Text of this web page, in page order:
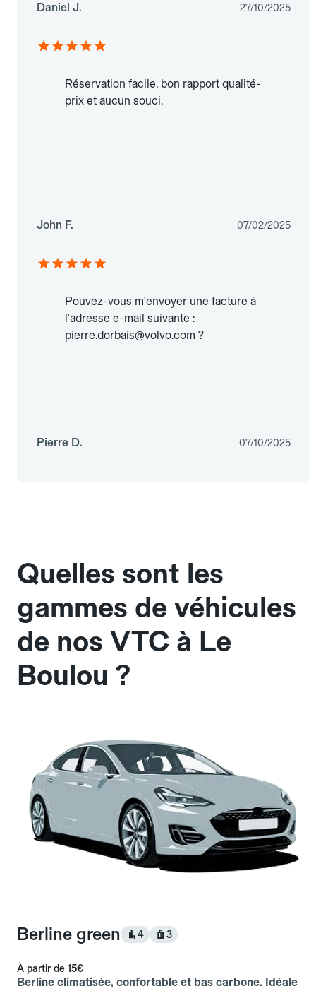
Daniel J. 27/10/2025
Réservation facile, bon rapport qualité-
prix et aucun souci.
John F. 07/02/2025
Pouvez-vous m'envoyer une facture à
l'adresse e-mail suivante :
pierre.dorbais@volvo.com ?
Pierre D. 07/10/2025
Quelles sont les
gammes de véhicules
de nos VTC à Le
Boulou ?
Berline green 4 3
À partir de 15€
Berline climatisée, confortable et bas carbone. Idéale